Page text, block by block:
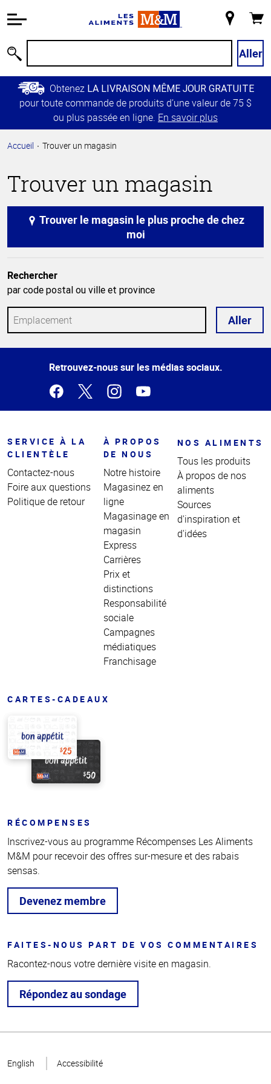
relative à
Passer
contenu
principal
Retour à
principale
magasin
Aller
Obtenez LA LIVRAISON MÊME JOUR GRATUITE
pour toute commande de produits d’une valeur de 75 $
ou plus passée en ligne. En savoir plus
Accueil Trouver un magasin
Trouver un magasin
moi
Rechercher
par code postal ou ville et province
Aller
Retrouvez-nous sur les médias sociaux.
SERVICE À LA
CLIENTÈLE
Contactez-nous
Foire aux questions
Politique de retour
À PROPOS
DE NOUS
Notre histoire
Magasinez en
ligne
Magasinage en
magasin
Express
Carrières
Prix et
distinctions
Responsabilité
sociale
Campagnes
médiatiques
Franchisage
NOS ALIMENTS
Tous les produits
À propos de nos
aliments
Sources
d'inspiration et
d'idées
CARTES-CADEAUX
RÉCOMPENSES
Inscrivez-vous au programme Récompenses Les Aliments
M&M pour recevoir des offres sur-mesure et des rabais
sensas.
Devenez membre
FAITES-NOUS PART DE VOS COMMENTAIRES
Racontez-nous votre dernière visite en magasin.
Répondez au sondage
page
English Accessibilité